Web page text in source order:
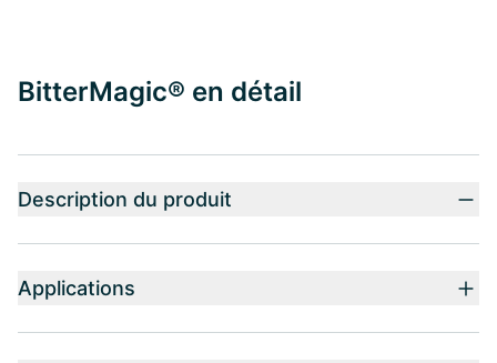
BitterMagic® en détail
Description du produit
Applications